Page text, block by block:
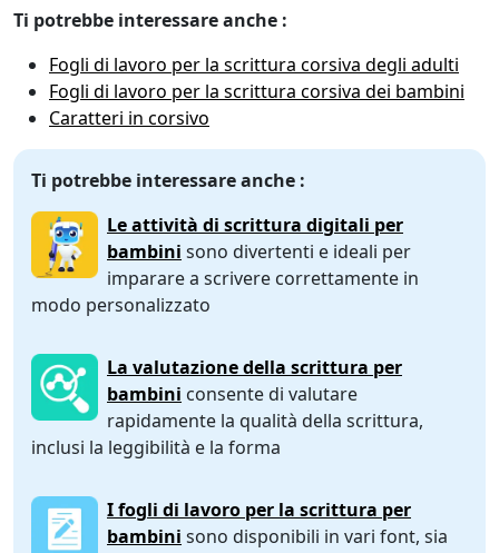
Ti potrebbe interessare anche :
Fogli di lavoro per la scrittura corsiva degli adulti
Fogli di lavoro per la scrittura corsiva dei bambini
Caratteri in corsivo
Ti potrebbe interessare anche :
Le attività di scrittura digitali per
bambini sono divertenti e ideali per
imparare a scrivere correttamente in
modo personalizzato
La valutazione della scrittura per
bambini consente di valutare
rapidamente la qualità della scrittura,
inclusi la leggibilità e la forma
I fogli di lavoro per la scrittura per
bambini sono disponibili in vari font, sia